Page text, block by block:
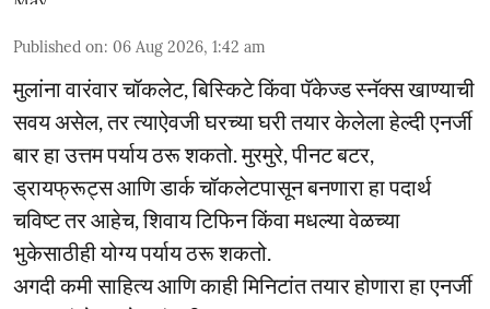
Published on: 06 Aug 2026, 1:42 am
मुलांना वारंवार चॉकलेट, बिस्किटे किंवा पॅकेज्ड स्नॅक्स खाण्याची
सवय असेल, तर त्याऐवजी घरच्या घरी तयार केलेला हेल्दी एनर्जी
बार हा उत्तम पर्याय ठरू शकतो. मुरमुरे, पीनट बटर,
ड्रायफ्रूट्स आणि डार्क चॉकलेटपासून बनणारा हा पदार्थ
चविष्ट तर आहेच, शिवाय टिफिन किंवा मधल्या वेळच्या
भुकेसाठीही योग्य पर्याय ठरू शकतो.
अगदी कमी साहित्य आणि काही मिनिटांत तयार होणारा हा एनर्जी